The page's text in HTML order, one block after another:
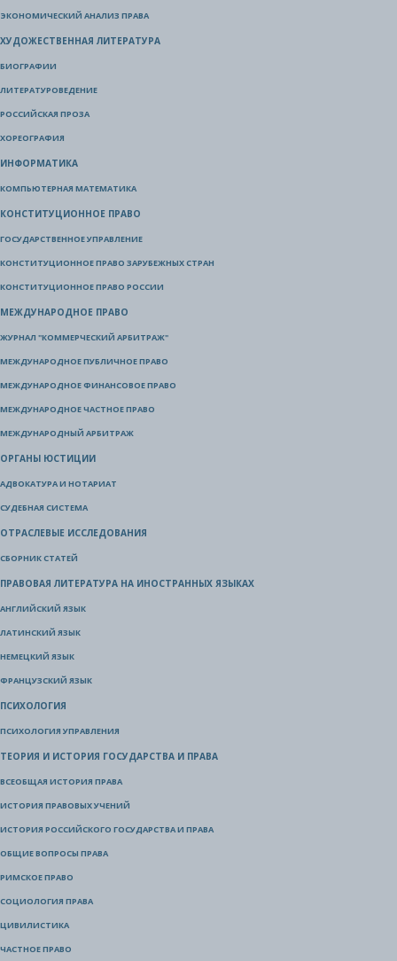
ЭКОНОМИЧЕСКИЙ АНАЛИЗ ПРАВА
ХУДОЖЕСТВЕННАЯ ЛИТЕРАТУРА
БИОГРАФИИ
ЛИТЕРАТУРОВЕДЕНИЕ
РОССИЙСКАЯ ПРОЗА
ХОРЕОГРАФИЯ
ИНФОРМАТИКА
КОМПЬЮТЕРНАЯ МАТЕМАТИКА
КОНСТИТУЦИОННОЕ ПРАВО
ГОСУДАРСТВЕННОЕ УПРАВЛЕНИЕ
КОНСТИТУЦИОННОЕ ПРАВО ЗАРУБЕЖНЫХ СТРАН
КОНСТИТУЦИОННОЕ ПРАВО РОССИИ
МЕЖДУНАРОДНОЕ ПРАВО
ЖУРНАЛ "КОММЕРЧЕСКИЙ АРБИТРАЖ"
МЕЖДУНАРОДНОЕ ПУБЛИЧНОЕ ПРАВО
МЕЖДУНАРОДНОЕ ФИНАНСОВОЕ ПРАВО
МЕЖДУНАРОДНОЕ ЧАСТНОЕ ПРАВО
МЕЖДУНАРОДНЫЙ АРБИТРАЖ
ОРГАНЫ ЮСТИЦИИ
АДВОКАТУРА И НОТАРИАТ
СУДЕБНАЯ СИСТЕМА
ОТРАСЛЕВЫЕ ИССЛЕДОВАНИЯ
СБОРНИК СТАТЕЙ
ПРАВОВАЯ ЛИТЕРАТУРА НА ИНОСТРАННЫХ ЯЗЫКАХ
АНГЛИЙСКИЙ ЯЗЫК
ЛАТИНСКИЙ ЯЗЫК
НЕМЕЦКИЙ ЯЗЫК
ФРАНЦУЗСКИЙ ЯЗЫК
ПСИХОЛОГИЯ
ПСИХОЛОГИЯ УПРАВЛЕНИЯ
ТЕОРИЯ И ИСТОРИЯ ГОСУДАРСТВА И ПРАВА
ВСЕОБЩАЯ ИСТОРИЯ ПРАВА
ИСТОРИЯ ПРАВОВЫХ УЧЕНИЙ
ИСТОРИЯ РОССИЙСКОГО ГОСУДАРСТВА И ПРАВА
ОБЩИЕ ВОПРОСЫ ПРАВА
РИМСКОЕ ПРАВО
СОЦИОЛОГИЯ ПРАВА
ЦИВИЛИСТИКА
ЧАСТНОЕ ПРАВО